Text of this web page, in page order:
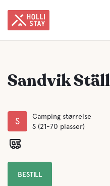
Sandvik
S
Camping størrelse
S (21-70 plasser)
BESTILL